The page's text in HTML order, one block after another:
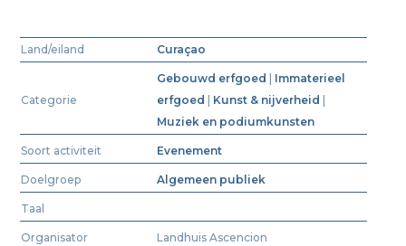
Land/eiland Curaçao
Categorie
Gebouwd erfgoed
Immaterieel
erfgoed
Kunst & nijverheid
Muziek en podiumkunsten
Soort activiteit Evenement
Doelgroep Algemeen publiek
Taal
Organisator Landhuis Ascencion